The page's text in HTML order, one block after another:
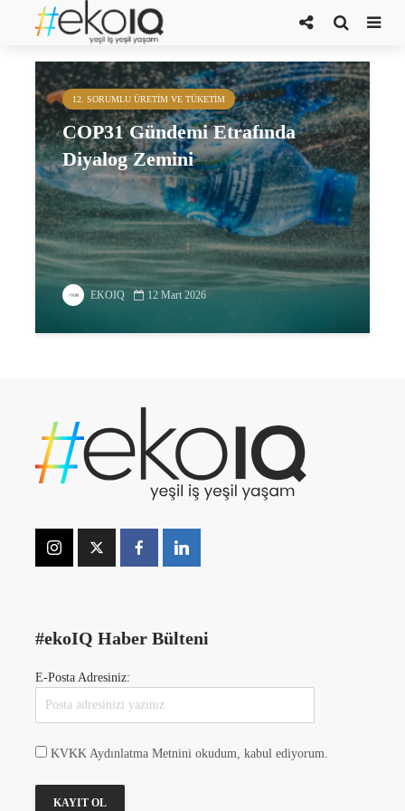
COP31 gündemi
12. SORUMLU ÜRETIM VE TÜKETIM
COP31 Gündemi Etrafında
Diyalog Zemini
EKOIQ 12 Mart 2026
#ekoIQ Haber Bülteni
E-Posta Adresiniz:
KVKK Aydınlatma Metnini okudum, kabul ediyorum.